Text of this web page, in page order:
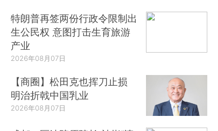
特朗普再签两份行政令限制出
生公民权 意图打击生育旅游
产业
2026年08月07日
【商圈】松田克也挥刀止损
明治折戟中国乳业
2026年08月07日